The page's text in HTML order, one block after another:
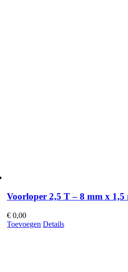
Voorloper 2,5 T – 8 mm x 1,5
€0,00
Toevoegen Details